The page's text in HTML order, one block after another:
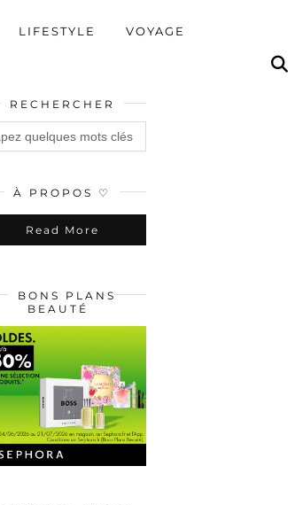
LIFESTYLE VOYAGE
RECHERCHER
À PROPOS ♡
Read More
BONS PLANS
BEAUTÉ